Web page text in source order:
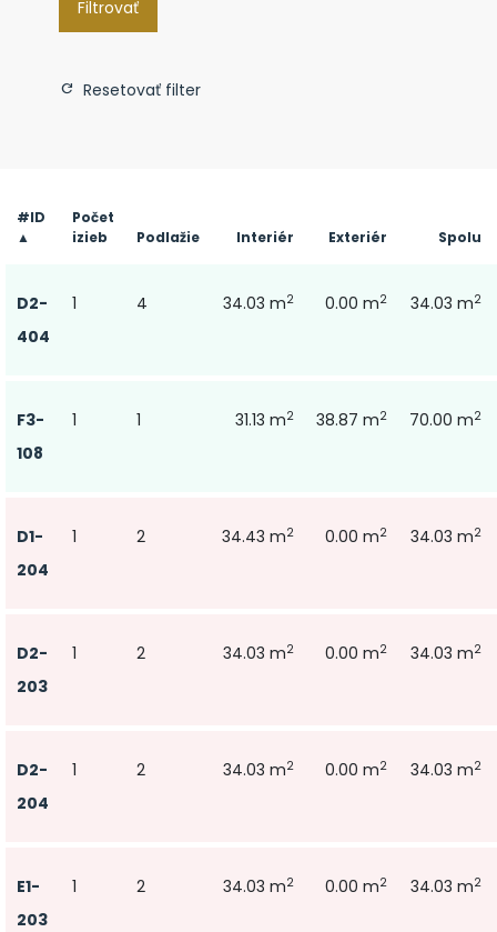
Filtrovať
Resetovať filter
#ID
▲
Počet
izieb
Podlažie Interiér Exteriér Spolu
D2-
404
1 4 34.03 m2 0.00 m2 34.03 m2
F3-
108
1 1 31.13 m2 38.87 m2 70.00 m2
D1-
204
1 2 34.43 m2 0.00 m2 34.03 m2
D2-
203
1 2 34.03 m2 0.00 m2 34.03 m2
D2-
204
1 2 34.03 m2 0.00 m2 34.03 m2
E1-
203
1 2 34.03 m2 0.00 m2 34.03 m2